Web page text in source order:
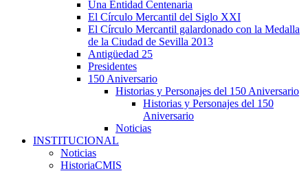
Una Entidad Centenaria
El Círculo Mercantil del Siglo XXI
El Círculo Mercantil galardonado con la Medalla
de la Ciudad de Sevilla 2013
Antigüedad 25
Presidentes
150 Aniversario
Historias y Personajes del 150 Aniversario
Historias y Personajes del 150
Aniversario
Noticias
INSTITUCIONAL
Noticias
HistoriaCMIS